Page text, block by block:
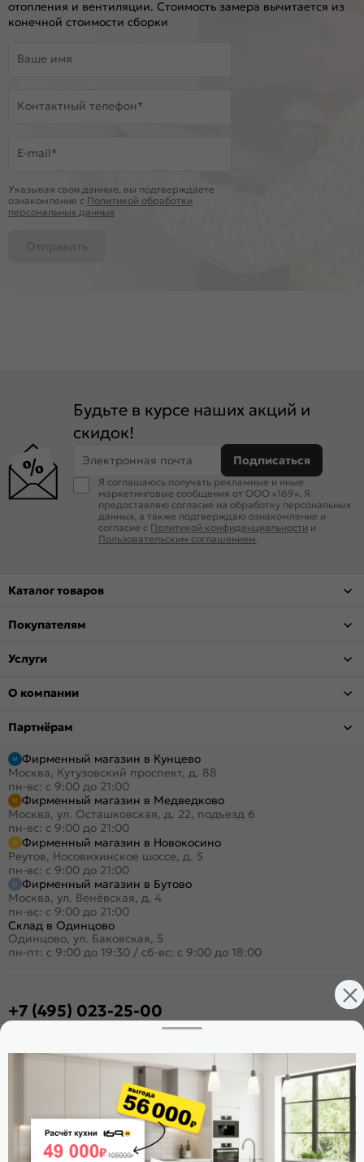
отопления и вентиляции. Стоимость замера вычитается из
конечной стоимости сборки
Ваше имя
Контактный телефон*
E-mail*
Указывая свои данные, вы подтверждаете
ознакомление c Политикой обработки
персональных данных
Отправить
Будьте в курсе наших акций и
скидок!
Электронная почта Подписаться
Я соглашаюсь получать рекламные и иные
маркетинговые сообщения от ООО «169». Я
предоставляю согласие на обработку персональных
данных, а также подтверждаю ознакомление и
согласие с Политикой конфиденциальности и
Пользовательским соглашением
Каталог товаров
Покупателям
Услуги
О компании
Партнёрам
Фирменный магазин в Кунцево
Москва, Кутузовский проспект, д. 88
пн-вс: с 9:00 до 21:00
Фирменный магазин в Медведково
Москва, ул. Осташковская, д. 22, подъезд 6
пн-вс: с 9:00 до 21:00
Фирменный магазин в Новокосино
Реутов, Носовихинское шоссе, д. 5
пн-вс: с 9:00 до 21:00
Фирменный магазин в Бутово
Москва, ул. Венёвская, д. 4
пн-вс: с 9:00 до 21:00
Склад в Одинцово
Одинцово, ул. Баковская, 5
пн-пт: с 9:00 до 19:30 / сб-вс: с 9:00 до 18:00
+7 (495) 023-25-00
Стать дилером
Поделиться
Оцените магазин